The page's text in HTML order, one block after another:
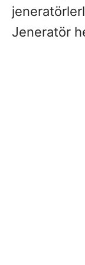
Jeneratör